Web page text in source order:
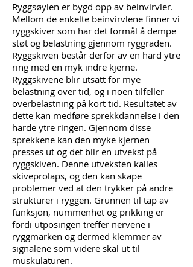
Ryggsøylen er bygd opp av beinvirvler.
Mellom de enkelte beinvirvlene finner vi
ryggskiver som har det formål å dempe
støt og belastning gjennom ryggraden.
Ryggskiven består derfor av en hard ytre
ring med en myk indre kjerne.
Ryggskivene blir utsatt for mye
belastning over tid, og i noen tilfeller
overbelastning på kort tid. Resultatet av
dette kan medføre sprekkdannelse i den
harde ytre ringen. Gjennom disse
sprekkene kan den myke kjernen
presses ut og det blir en utvekst på
ryggskiven. Denne utveksten kalles
skiveprolaps, og den kan skape
problemer ved at den trykker på andre
strukturer i ryggen. Grunnen til tap av
funksjon, nummenhet og prikking er
fordi utposingen treffer nervene i
ryggmarken og dermed klemmer av
signalene som videre skal ut til
muskulaturen.